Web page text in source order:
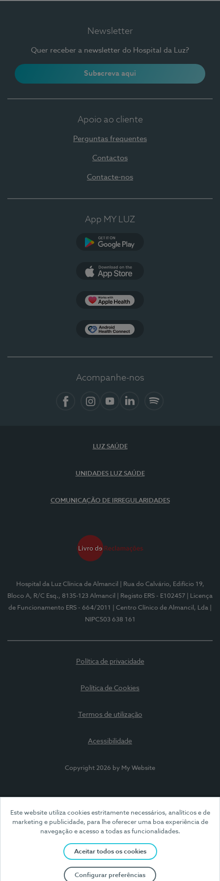
Este website utiliza cookies estritamente necessários, analíticos e de
marketing e publicidade, para lhe oferecer uma boa experiência de
navegação e acesso a todas as funcionalidades.
Aceitar todos os cookies
Configurar preferências
Newsletter
Quer receber a newsletter do Hospital da Luz?
Subscreva aqui
Apoio ao cliente
Perguntas frequentes
Contactos
Contacte-nos
App MY LUZ
Acompanhe-nos
LUZ SAÚDE
UNIDADES LUZ SAÚDE
COMUNICAÇÃO DE IRREGULARIDADES
Hospital da Luz Clínica de Almancil
| Rua do Calvário, Edifício 19,
Bloco A, R/C Esq., 8135-123 Almancil
| Registo ERS - E102457
| Licença
de Funcionamento ERS - 664/2011
| Centro Clínico de Almancil, Lda
NIPC503 638 161
Política de privacidade
Política de Cookies
Termos de utilização
Acessibilidade
Copyright 2026 by My Website